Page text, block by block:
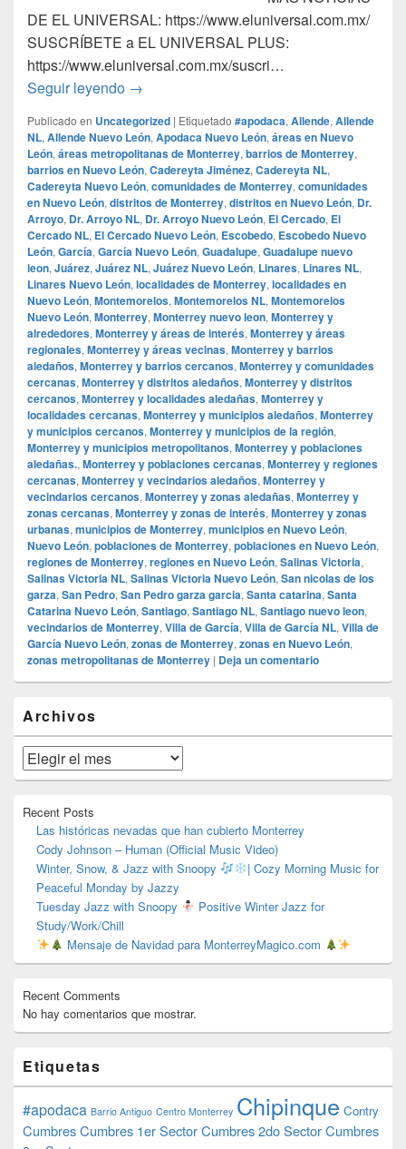
DE EL UNIVERSAL: https://www.eluniversal.com.mx/
SUSCRÍBETE a EL UNIVERSAL PLUS:
https://www.eluniversal.com.mx/suscri…
Seguir leyendo Quinceañera sorprende con mega fiesta
→
Publicado en Uncategorized | Etiquetado #apodaca, Allende, Allende
NL, Allende Nuevo León, Apodaca Nuevo León, áreas en Nuevo
León, áreas metropolitanas de Monterrey, barrios de Monterrey,
barrios en Nuevo León, Cadereyta Jiménez, Cadereyta NL,
Cadereyta Nuevo León, comunidades de Monterrey, comunidades
en Nuevo León, distritos de Monterrey, distritos en Nuevo León, Dr.
Arroyo, Dr. Arroyo NL, Dr. Arroyo Nuevo León, El Cercado, El
Cercado NL, El Cercado Nuevo León, Escobedo, Escobedo Nuevo
León, García, García Nuevo León, Guadalupe, Guadalupe nuevo
leon, Juárez, Juárez NL, Juárez Nuevo León, Linares, Linares NL,
Linares Nuevo León, localidades de Monterrey, localidades en
Nuevo León, Montemorelos, Montemorelos NL, Montemorelos
Nuevo León, Monterrey, Monterrey nuevo leon, Monterrey y
alrededores, Monterrey y áreas de interés, Monterrey y áreas
regionales, Monterrey y áreas vecinas, Monterrey y barrios
aledaños, Monterrey y barrios cercanos, Monterrey y comunidades
cercanas, Monterrey y distritos aledaños, Monterrey y distritos
cercanos, Monterrey y localidades aledañas, Monterrey y
localidades cercanas, Monterrey y municipios aledaños, Monterrey
y municipios cercanos, Monterrey y municipios de la región,
Monterrey y municipios metropolitanos, Monterrey y poblaciones
aledañas., Monterrey y poblaciones cercanas, Monterrey y regiones
cercanas, Monterrey y vecindarios aledaños, Monterrey y
vecindarios cercanos, Monterrey y zonas aledañas, Monterrey y
zonas cercanas, Monterrey y zonas de interés, Monterrey y zonas
urbanas, municipios de Monterrey, municipios en Nuevo León,
Nuevo León, poblaciones de Monterrey, poblaciones en Nuevo León,
regiones de Monterrey, regiones en Nuevo León, Salinas Victoria,
Salinas Victoria NL, Salinas Victoria Nuevo León, San nicolas de los
garza, San Pedro, San Pedro garza garcia, Santa catarina, Santa
Catarina Nuevo León, Santiago, Santiago NL, Santiago nuevo leon,
vecindarios de Monterrey, Villa de García, Villa de García NL, Villa de
García Nuevo León, zonas de Monterrey, zonas en Nuevo León,
zonas metropolitanas de Monterrey | Deja un comentario
área
de
widget
barra
lateral
Archivos
Archivos
Recent Posts
Las históricas nevadas que han cubierto Monterrey
Cody Johnson – Human (Official Music Video)
Winter, Snow, & Jazz with Snoopy
| Cozy Morning Music for
Peaceful Monday by Jazzy
Tuesday Jazz with Snoopy
Positive Winter Jazz for
Study/Work/Chill
Mensaje de Navidad para MonterreyMagico.com
Recent Comments
No hay comentarios que mostrar.
Etiquetas
#apodaca Barrio Antiguo Centro Monterrey Chipinque Contry
CumbresCumbres 1er SectorCumbres 2do SectorCumbres